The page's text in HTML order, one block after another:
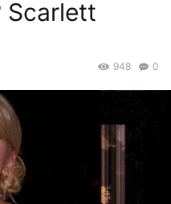
Scarlett
0
948